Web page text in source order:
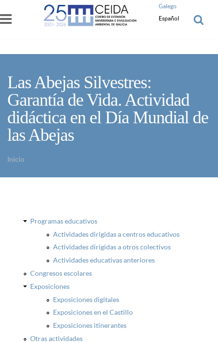
Pasar al contenido principal
Galego
Español
Las Abejas Silvestres:
Garantía de Vida. Actividad
didáctica en el Día Mundial de
las Abejas
Inicio
Programas educativos
Actividades dirigidas a centros educativos
Actividades dirigidas a otros colectivos
Actividades educativas anteriores
Congresos escolares
Exposiciones
Exposiciones digitales
Exposiciones en el Castillo
Exposiciones itinerantes
Otras actividades